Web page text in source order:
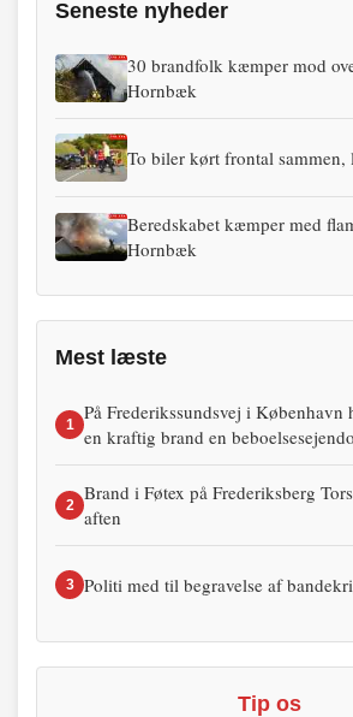
Seneste nyheder
30 brandfolk kæmper mod
Hornbæk
To biler kørt frontal sammen,
Beredskabet kæmper med
Hornbæk
Mest læste
1
På Frederikssundsvej i København
en kraftig brand en
2
Brand i Føtex på Frederiksberg
aften
3 Politi med til begravelse af
Tip os